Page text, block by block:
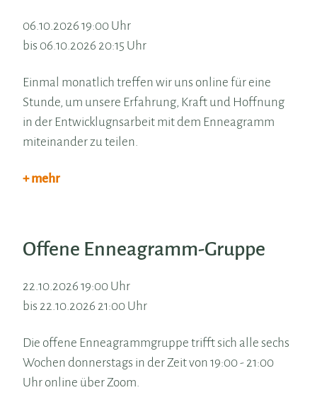
06.10.2026 19:00 Uhr
bis 06.10.2026 20:15 Uhr
Einmal monatlich treffen wir uns online für eine
Stunde, um unsere Erfahrung, Kraft und Hoffnung
in der Entwicklugnsarbeit mit dem Enneagramm
miteinander zu teilen.
+ mehr
Offene Enneagramm-Gruppe
22.10.2026 19:00 Uhr
bis 22.10.2026 21:00 Uhr
Die offene Enneagrammgruppe trifft sich alle sechs
Wochen donnerstags in der Zeit von 19:00 - 21:00
Uhr online über Zoom.